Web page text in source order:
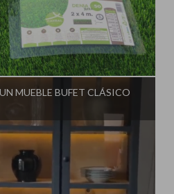
Steffido
MUEBLE BUFET CLÁSICO